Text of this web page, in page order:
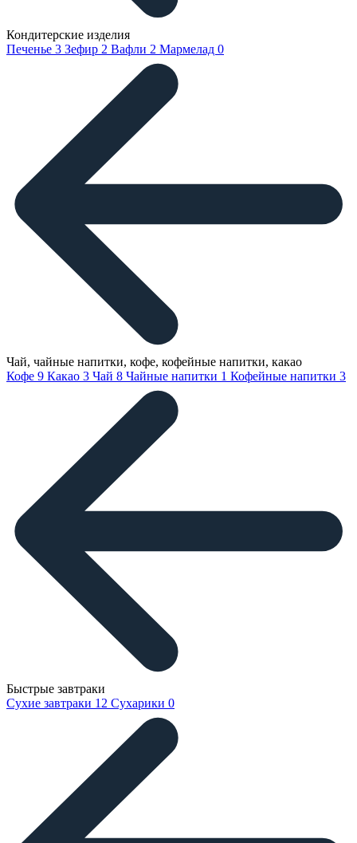
Кондитерские изделия
Печенье 3 Зефир 2 Вафли 2 Мармелад 0
Чай, чайные напитки, кофе, кофейные напитки, какао
Кофе 9 Какао 3 Чай 8 Чайные напитки 1 Кофейные напитки 3
Быстрые завтраки
Сухие завтраки 12 Сухарики 0